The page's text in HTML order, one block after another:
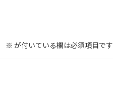
※ が付いている欄は必須項目です